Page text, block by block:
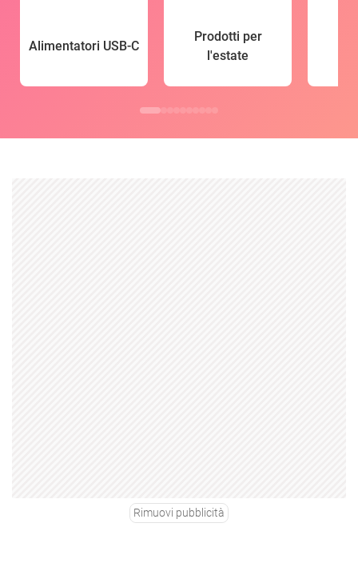
Alimentatori USB-C
Prodotti per
l'estate
Rimuovi pubblicità